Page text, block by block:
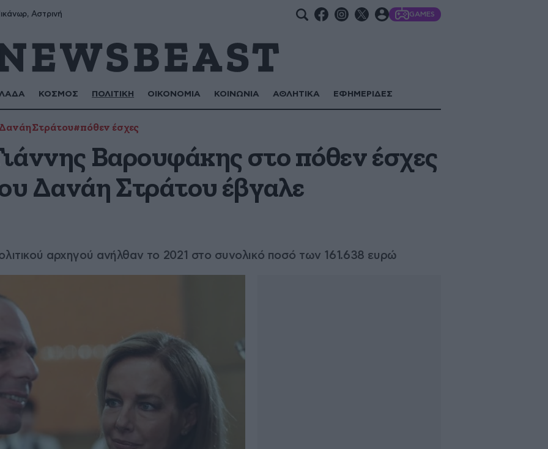
Αστρινή GAMES
ΚΟΣΜΟΣ ΠΟΛΙΤΙΚΗ ΟΙΚΟΝΟΜΙΑ ΚΟΙΝΩΝΙΑ ΑΘΛΗΤΙΚΑ ΕΦΗΜΕΡΙΔΕΣ
Στράτου#πόθεν έσχες
Βαρουφάκης στο πόθεν έσχες
Δανάη Στράτου έβγαλε
αρχηγού ανήλθαν το 2021 στο συνολικό ποσό των 161.638 ευρώ